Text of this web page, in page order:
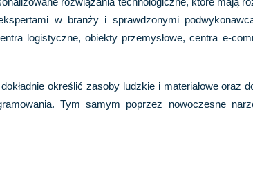
w branży i sprawdzonymi
logistyczne, obiekty przemysłowe, centra e-
określić zasoby ludzkie i materiałowe oraz
Tym samym poprzez nowoczesne